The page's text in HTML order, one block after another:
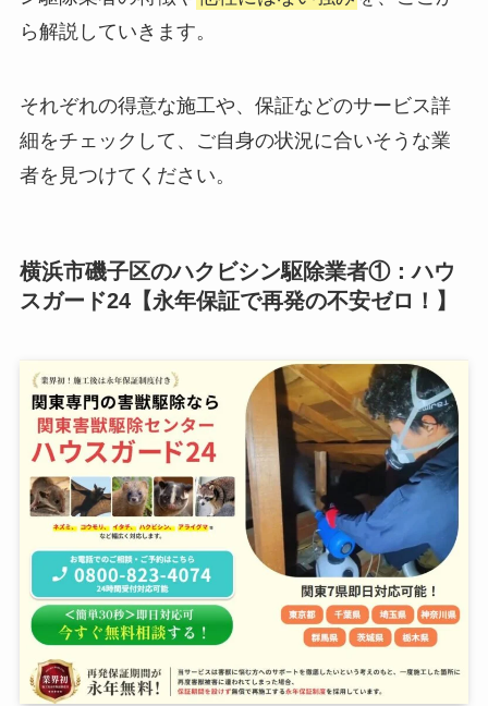
ら解説していきます。
それぞれの得意な施工や、保証などのサービス詳
細をチェックして、ご自身の状況に合いそうな業
者を見つけてください。
横浜市磯子区のハクビシン駆除業者①：ハウ
スガード24【永年保証で再発の不安ゼロ！】